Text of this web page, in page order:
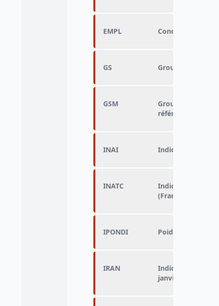
EMPL Condition
GS Groupe
GSM
Groupe
référence du
INAI Indicateur du lieu
INATC
Indicateur de
(Français/
IPONDI Poids de
IRAN
Indicateur de
janvier de